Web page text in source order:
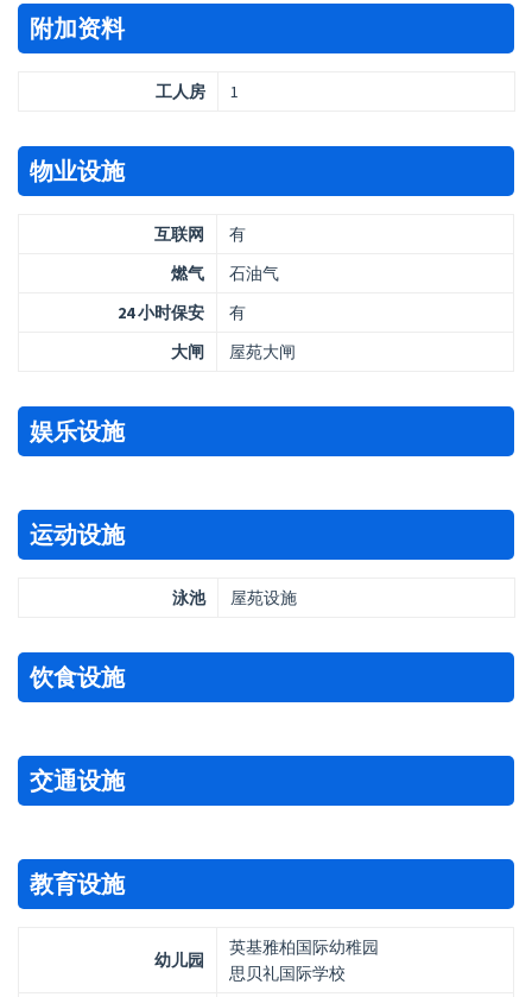
附加资料
工人房 1
物业设施
互联网
有
燃气
石油气
24 小时保安
有
大闸
屋苑大闸
娱乐设施
运动设施
泳池 屋苑设施
饮食设施
交通设施
教育设施
幼儿园
英基雅柏国际幼稚园
思贝礼国际学校